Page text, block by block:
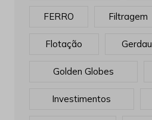
FERRO Filtragem
Flotação Gerdau
Golden Globes
Investimentos